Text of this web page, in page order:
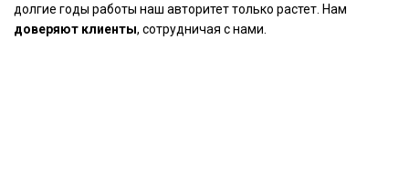
долгие годы работы наш авторитет только растет. Нам
доверяют клиенты, сотрудничая с нами.